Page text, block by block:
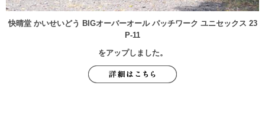
快晴堂 かいせいどう BIGオーバーオール パッチワーク ユニセックス 23
P-11
をアップしました。